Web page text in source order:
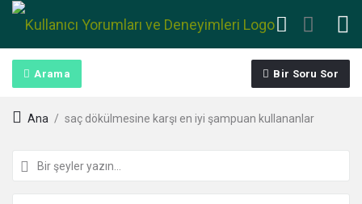
Arama Bir Soru Sor
Ana / saç dökülmesine karşı en iyi şampuan kullananlar